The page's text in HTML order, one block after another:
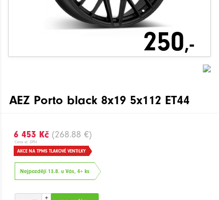
250,-
AEZ Porto black 8x19 5x112 ET44
6 453 Kč (268.88 €)
Cena vč. DPH
AKCE NA TPMS TLAKOVÉ VENTILKY
Nejpozději 13.8. u Vás, 4+ ks
+